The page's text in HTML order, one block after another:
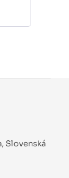
Slovenská